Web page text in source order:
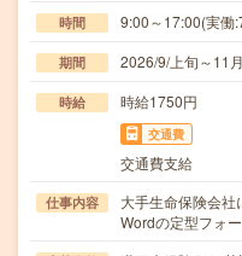
時間 9:00～17:00(実
期間 2026/9/上旬～11
時給 時給1750円
交通費
交通費支給
仕事内容
大手生命保険会社
Wordの定型フォ